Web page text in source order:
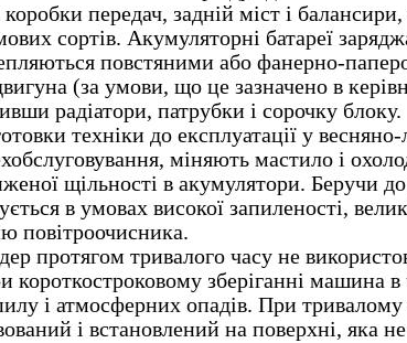
передач, задній міст і
сортів. Акумуляторні батареї
повстяними або фанерно-
(за умови, що це зазначено в
радіатори, патрубки і сорочку блоку.
техніки до експлуатації у
міняють мастило і
щільності в акумулятори. Беручи
в умовах високої запиленості,
повітроочисника.
протягом тривалого часу не
короткостроковому зберіганні машина
і атмосферних опадів. При тривалому
і встановлений на поверхні, яка